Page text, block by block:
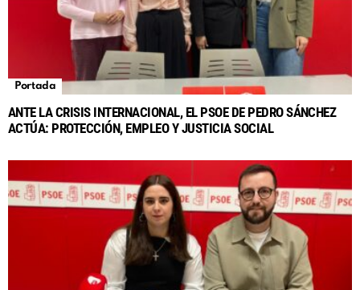
Portada
ANTE LA CRISIS INTERNACIONAL, EL PSOE DE PEDRO SÁNCHEZ
ACTÚA: PROTECCIÓN, EMPLEO Y JUSTICIA SOCIAL